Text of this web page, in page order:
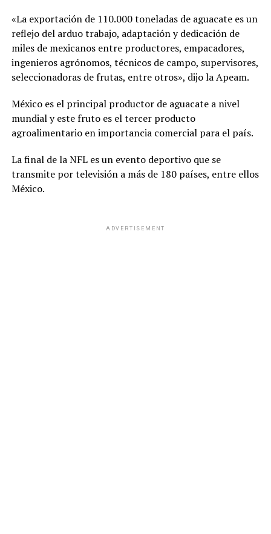
«La exportación de 110.000 toneladas de aguacate es un
reflejo del arduo trabajo, adaptación y dedicación de
miles de mexicanos entre productores, empacadores,
ingenieros agrónomos, técnicos de campo, supervisores,
seleccionadoras de frutas, entre otros», dijo la Apeam.
México es el principal productor de aguacate a nivel
mundial y este fruto es el tercer producto
agroalimentario en importancia comercial para el país.
La final de la NFL es un evento deportivo que se
transmite por televisión a más de 180 países, entre ellos
México.
ADVERTISEMENT